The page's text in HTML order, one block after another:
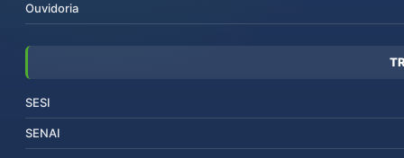
Ouvidoria
SESI
SENAI